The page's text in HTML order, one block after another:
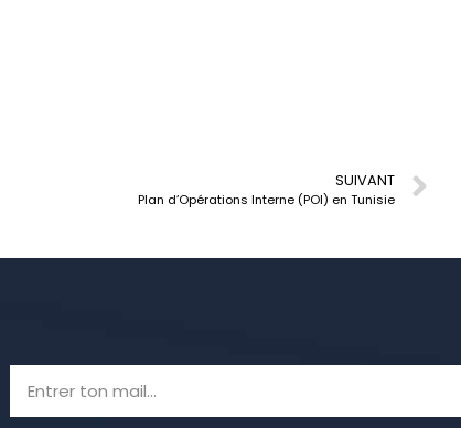
SUIVANT
Plan d’Opérations Interne (POI) en Tunisie